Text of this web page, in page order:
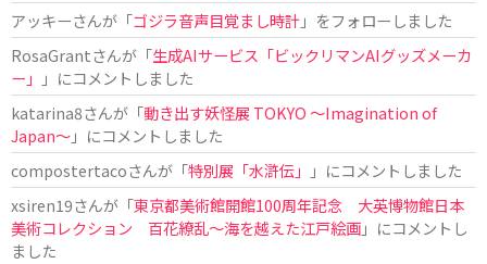
アッキーさんが「ゴジラ音声目覚まし時計」をフォローしました
RosaGrantさんが「生成AIサービス「ビックリマンAIグッズメーカ
ー」
」にコメントしました
katarina8さんが「動き出す妖怪展 TOKYO 〜Imagination of
Japan〜」にコメントしました
compostertacoさんが「特別展「水滸伝」
」にコメントしました
xsiren19さんが「東京都美術館開館100周年記念 大英博物館日本
美術コレクション 百花繚乱～海を越えた江戸絵画」にコメントし
ました